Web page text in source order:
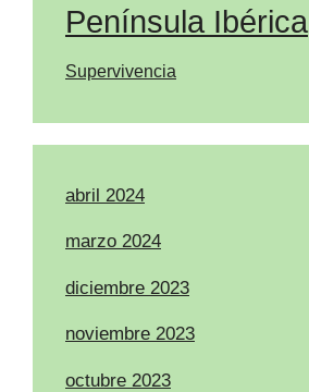
Península Ibérica
Supervivencia
abril 2024
marzo 2024
diciembre 2023
noviembre 2023
octubre 2023